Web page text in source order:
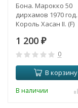
Бона. Марокко 50
дирхамов 1970 год.
Король Хасан II. (F)
1 200 ₽
0
В корзину
В наличии